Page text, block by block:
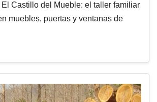
Castillo del Mueble: el taller familiar
muebles, puertas y ventanas de